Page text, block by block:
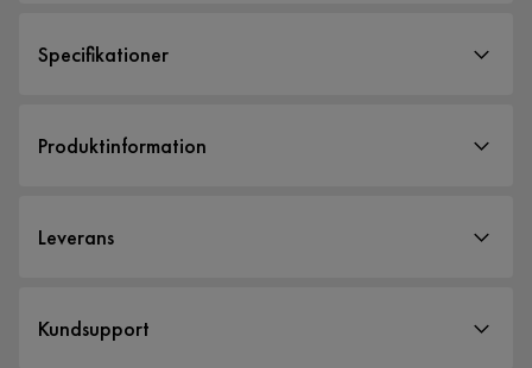
Specifikationer
Storlek
Produktinformation
Leverans
Leveranssätt
När du beställer från Furniturebox levereras dina produkter
Kundsupport